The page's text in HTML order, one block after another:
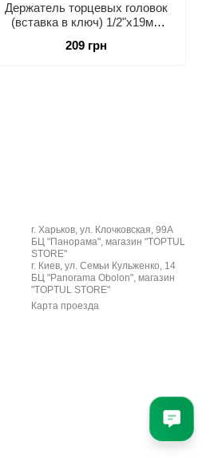
Держатель торцевых головок
(вставка в ключ) 1/2"х19мм
209 грн
г. Харьков, ул. Клочковская, 99А
БЦ "Панорама", магазин "TOPTUL
STORE"
г. Киев, ул. Семьи Кульженко, 14
БЦ "Panorama Obolon", магазин
"TOPTUL STORE"
Карта проезда